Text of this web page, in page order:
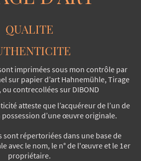
QUALITE
imprimées sous mon contrôle par
sur papier d’art Hahnemühle, Tirage
ou contrecollées sur DIBOND
atteste que l’acquéreur de l’un de
possession d’une œuvre originale.
sont répertoriées dans une base de
avec le nom, le n° de l'œuvre et le 1er
propriétaire.